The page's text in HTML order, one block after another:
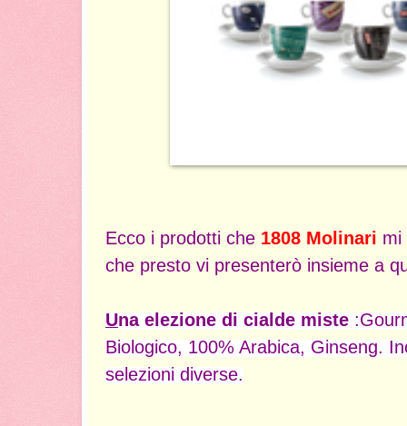
Ecco i prodotti che 1808 Molinari mi
che presto vi presenterò insieme a
Una elezione di cialde miste
Biologico, 100% Arabica, Ginseng.
selezioni diverse.